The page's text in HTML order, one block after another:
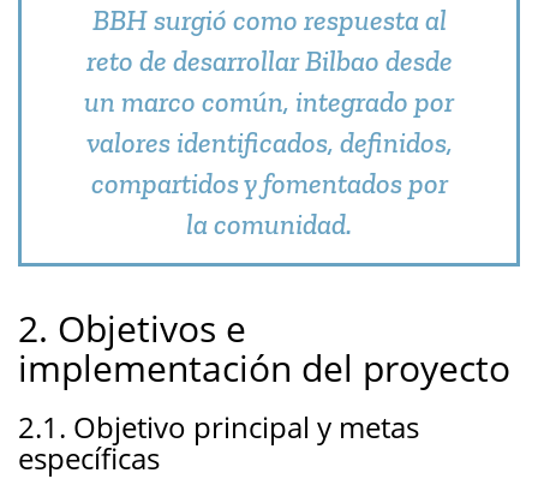
BBH surgió como respuesta al
reto de desarrollar Bilbao desde
un marco común, integrado por
valores identificados, definidos,
compartidos y fomentados por
la comunidad.
2. Objetivos e
implementación del proyecto
2.1. Objetivo principal y metas
específicas